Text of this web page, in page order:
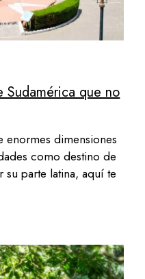
Sudamérica que no
enormes dimensiones
como destino de
su parte latina, aquí te